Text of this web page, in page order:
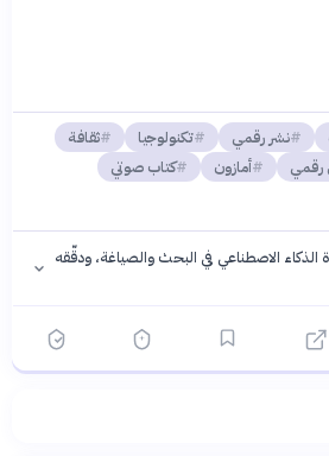
نشر رقمي تكنولوجيا
ثقافة
رقمي أمازون
كتاب صوتي
الاصطناعي في البحث والصياغة، ودقّقه
الاصطناعي